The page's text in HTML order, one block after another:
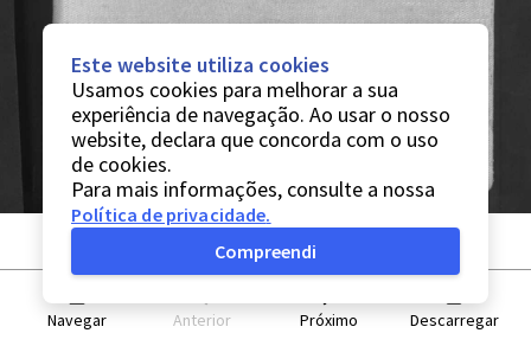
Navegar Anterior Próximo Descarregar
Este website utiliza cookies
Usamos cookies para melhorar a sua
experiência de navegação. Ao usar o nosso
website, declara que concorda com o uso
de cookies.
Para mais informações, consulte a nossa
Política de privacidade.
Compreendi